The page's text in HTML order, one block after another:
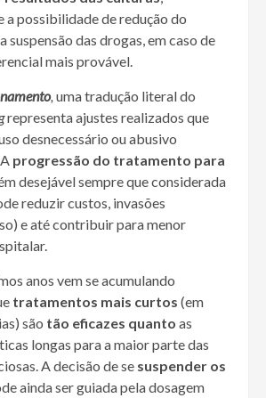
a possibilidade de redução do
suspensão das drogas, em caso de
mais provável.
, uma tradução literal do
representa ajustes realizados que
desnecessário ou abusivo
progressão do tratamento para
desejável sempre que considerada
reduzir custos, invasões
e até contribuir para menor
anos vem se acumulando
tratamentos mais curtos (em
são tão eficazes quanto as
longas para a maior parte das
A decisão de se suspender os
ainda ser guiada pela dosagem